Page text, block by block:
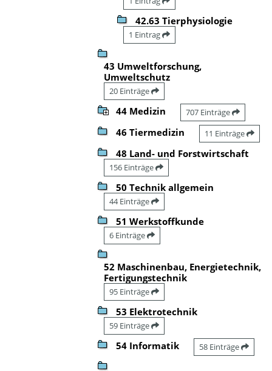
42.63 Tierphysiologie
1 Eintrag
43 Umweltforschung,
Umweltschutz
20 Einträge
44 Medizin 707 Einträge
46 Tiermedizin 11 Einträge
48 Land- und Forstwirtschaft
156 Einträge
50 Technik allgemein
44 Einträge
51 Werkstoffkunde
6 Einträge
52 Maschinenbau, Energietechnik,
Fertigungstechnik
95 Einträge
53 Elektrotechnik
59 Einträge
54 Informatik 58 Einträge